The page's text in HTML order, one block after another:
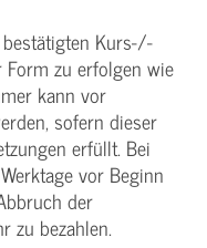
bestätigten Kurs-/­
zu erfolgen wie
kann vor
sofern dieser
erfüllt. Bei
vor Beginn
der
zu bezahlen.